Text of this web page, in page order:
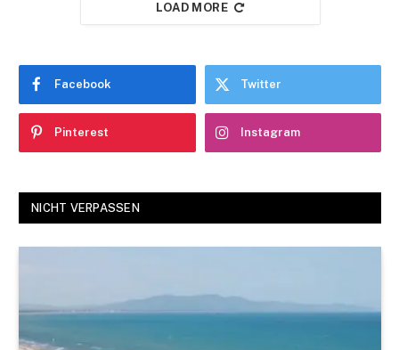
LOAD MORE
Facebook Twitter
Pinterest Instagram
NICHT VERPASSEN